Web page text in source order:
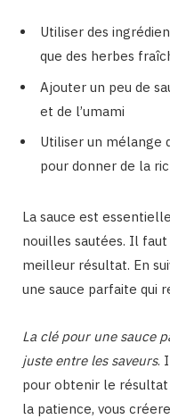
Utiliser des
que des herbes
Ajouter un peu de
et de l’umami
Utiliser un mélange
pour donner de la
La sauce est
nouilles sautées. Il
meilleur résultat. En
une sauce parfaite qui
La clé pour une sauce
juste entre les saveurs.
pour obtenir le résultat
la patience, vous